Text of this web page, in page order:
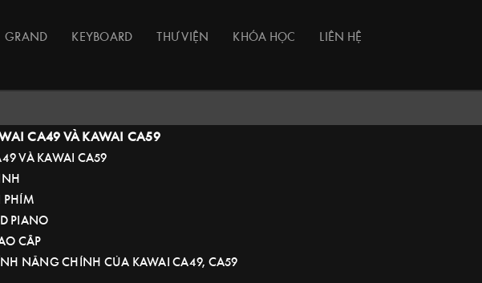
GRAND KEYBOARD THƯ VIỆN KHÓA HỌC LIÊN HỆ
CA49 VÀ KAWAI CA59
VÀ KAWAI CA59
PHÍM
PIANO
CẤP
NĂNG CHÍNH CỦA KAWAI CA49, CA59